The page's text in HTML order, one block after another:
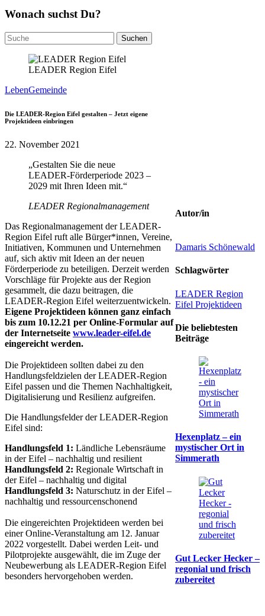
Wonach suchst Du?
Suchen
nach:
LEADER Region Eifel
LebenGemeinde
Die LEADER-Region Eifel gestalten – Jetzt eigene
Projektideen einbringen
22. November 2021
„Gestalten Sie die neue
LEADER-Förderperiode 2023 –
2029 mit Ihren Ideen mit.“
LEADER Regionalmanagement
Das Regionalmanagement der LEADER-
Region Eifel ruft alle Bürger*innen, Vereine,
Initiativen, Kommunen und Unternehmen
auf, sich aktiv mit Ideen an der neuen
Förderperiode zu beteiligen. Derzeit werden
Vorschläge für Projekte aus der Region
gesammelt, die dazu beitragen, die
LEADER-Region Eifel weiterzuentwickeln.
Eigene Projektideen können ganz einfach
bis zum 10.12.21 per Online-Formular auf
der Internetseite www.leader-eifel.de
eingereicht werden.
Die Projektideen sollten dabei zu den
Handlungsfeldzielen der LEADER-Region
Eifel passen und die Themen Nachhaltigkeit,
Digitalisierung und Resilienz aufgreifen.
Die Handlungsfelder der LEADER-Region
Eifel sind:
Handlungsfeld 1: Ländliche Lebensräume
in der Eifel – nachhaltig und resilient
Handlungsfeld 2: Regionale Wirtschaft in
der Eifel – nachhaltig und digital
Handlungsfeld 3: Naturschutz in der Eifel –
nachhaltig und ressourcenschonend
Die eingereichten Projektideen werden bei
einer Online-Veranstaltung am 12. Januar
2022 vorgestellt. Dabei werden Leit- und
Pilotprojekte ausgewählt, die im Zuge der
Neubewerbung als LEADER-Region Eifel
besonders hervorgehoben werden.
Autor/in
Damaris Schönewald
Schlagwörter
LEADER Region
Eifel Projektideen
Die beliebtesten
Beiträge
Hexenplatz – ein
mystischer Ort in
Simmerath
Gut Lecker Hecker –
regonial und frisch
zubereitet